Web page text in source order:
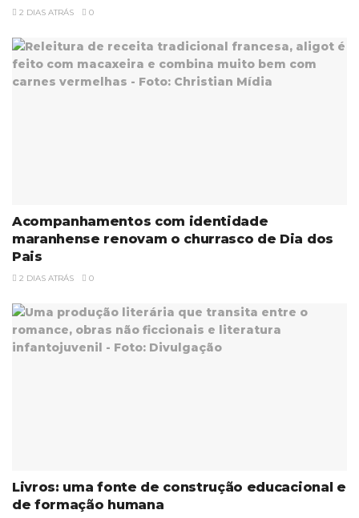
2 DIAS ATRÁS 0
Acompanhamentos com identidade
maranhense renovam o churrasco de Dia dos
Pais
2 DIAS ATRÁS 0
Livros: uma fonte de construção educacional e
de formação humana